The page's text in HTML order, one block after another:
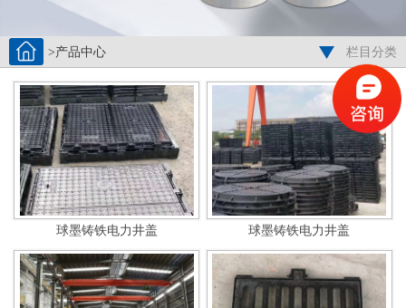
>产品中心 栏目分类
球墨铸铁电力井盖 球墨铸铁电力井盖